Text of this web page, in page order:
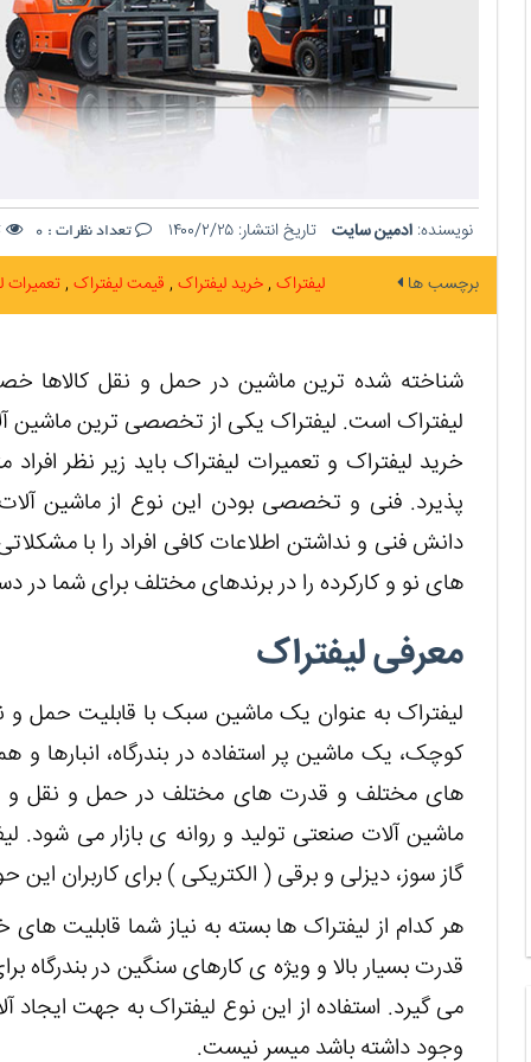
نویسنده: ادمین سایت تاریخ انتشار: ۱۴۰۰/۲/۲۵ تعداد نظرات : 0
برچسب ها
لیفتراک خرید لیفتراک قیمت لیفتراک تعمیرات
شناخته شده ترین ماشین در حمل و نقل کالاها
لیفتراک است. لیفتراک یکی از تخصصی ترین ماشین
خرید لیفتراک و تعمیرات لیفتراک باید زیر نظر
پذیرد. فنی و تخصصی بودن این نوع از ماشین
دانش فنی و نداشتن اطلاعات کافی افراد را با
های نو و کارکرده را در برندهای مختلف برای شما در
معرفی لیفتراک
لیفتراک به عنوان یک ماشین سبک با قابلیت حمل و
کوچک، یک ماشین پر استفاده در بندرگاه،
های مختلف و قدرت های مختلف در حمل و نقل و
ماشین آلات صنعتی تولید و روانه ی بازار می شود.
گاز سوز، دیزلی و برقی ( الکتریکی ) برای کاربران
هر کدام از لیفتراک ها بسته به نیاز شما قابلیت
قدرت بسیار بالا و ویژه ی کارهای سنگین در بندرگاه
می گیرد. استفاده از این نوع لیفتراک به جهت ایجاد
وجود داشته باشد میسر نیست.